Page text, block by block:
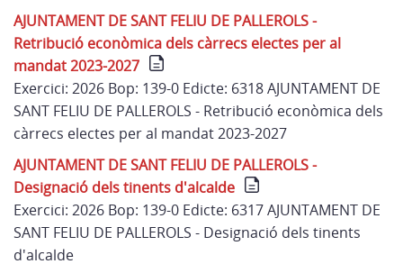
AJUNTAMENT DE SANT FELIU DE PALLEROLS -
Retribució econòmica dels càrrecs electes per al
mandat 2023-2027
Exercici: 2026 Bop: 139-0 Edicte: 6318 AJUNTAMENT DE
SANT FELIU DE PALLEROLS - Retribució econòmica dels
càrrecs electes per al mandat 2023-2027
AJUNTAMENT DE SANT FELIU DE PALLEROLS -
Designació dels tinents d'alcalde
Exercici: 2026 Bop: 139-0 Edicte: 6317 AJUNTAMENT DE
SANT FELIU DE PALLEROLS - Designació dels tinents
d'alcalde